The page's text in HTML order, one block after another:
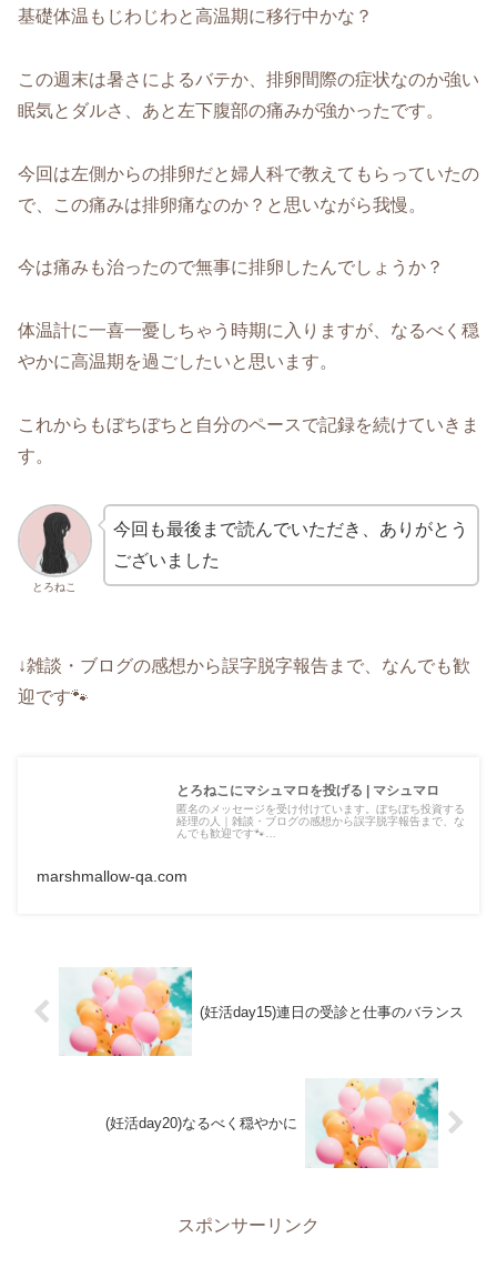
基礎体温もじわじわと高温期に移行中かな？
この週末は暑さによるバテか、排卵間際の症状なのか強い
眠気とダルさ、あと左下腹部の痛みが強かったです。
今回は左側からの排卵だと婦人科で教えてもらっていたの
で、この痛みは排卵痛なのか？と思いながら我慢。
今は痛みも治ったので無事に排卵したんでしょうか？
体温計に一喜一憂しちゃう時期に入りますが、なるべく穏
やかに高温期を過ごしたいと思います。
これからもぼちぼちと自分のペースで記録を続けていきま
す。
とろねこ
今回も最後まで読んでいただき、ありがとう
ございました
↓雑談・ブログの感想から誤字脱字報告まで、なんでも歓
迎です🐾
とろねこにマシュマロを投げる | マシュマロ
匿名のメッセージを受け付けています。ぼちぼち投資する
経理の人｜雑談・ブログの感想から誤字脱字報告まで、な
んでも歓迎です🐾…
marshmallow-qa.com
(妊活day15)連日の受診と仕事のバランス
(妊活day20)なるべく穏やかに
スポンサーリンク